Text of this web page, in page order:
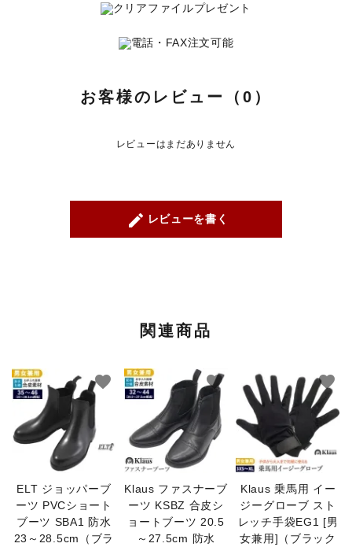
お客様のレビュー（0）
レビューはまだありません
create レビューを書く
関連商品
ELT ジョッパーブ
ーツ PVCショート
ブーツ SBA1 防水
23～28.5cm（ブラ
favorite
Klaus ファスナーブ
ーツ KSBZ 合皮シ
ョートブーツ 20.5
～27.5cm 防水
favorite
Klaus 乗馬用 イー
ジーグローブ スト
レッチ手袋EG1 [男
女兼用]（ブラック
favorite